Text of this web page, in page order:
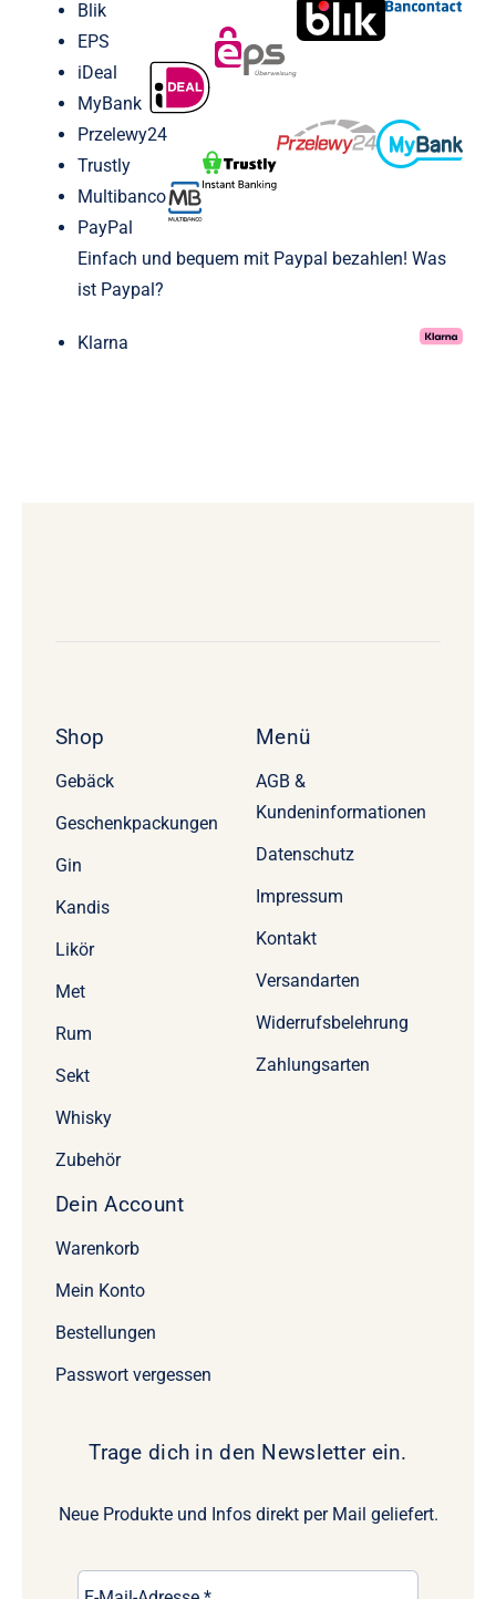
Blik
EPS
iDeal
MyBank
Przelewy24
Trustly
Multibanco
PayPal
Einfach und bequem mit Paypal bezahlen! Was
ist Paypal?
Klarna
Shop
Gebäck
Geschenkpackungen
Gin
Kandis
Likör
Met
Rum
Sekt
Whisky
Zubehör
Menü
AGB &
Kundeninformationen
Datenschutz
Impressum
Kontakt
Versandarten
Widerrufsbelehrung
Zahlungsarten
Dein Account
Warenkorb
Mein Konto
Bestellungen
Passwort vergessen
Trage dich in den Newsletter ein.
Neue Produkte und Infos direkt per Mail geliefert.